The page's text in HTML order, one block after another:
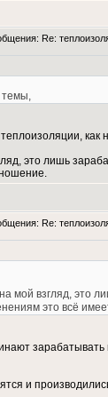
Re:
темы,
это лишь
Re:
на мой взгляд,
это всё
и